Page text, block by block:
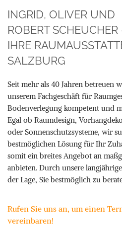
INGRID, OLIVER UND
ROBERT SCHEUCHER
IHRE
SALZBURG
Seit mehr als 40 Jahren betreuen
unserem Fachgeschäft für
Bodenverlegung kompetent und
Egal ob Raumdesign,
oder Sonnenschutzsysteme, wir
bestmöglichen Lösung für Ihr
somit ein breites Angebot an
anbieten. Durch unsere
der Lage, Sie bestmöglich zu
Rufen Sie uns an, um einen
vereinbaren!